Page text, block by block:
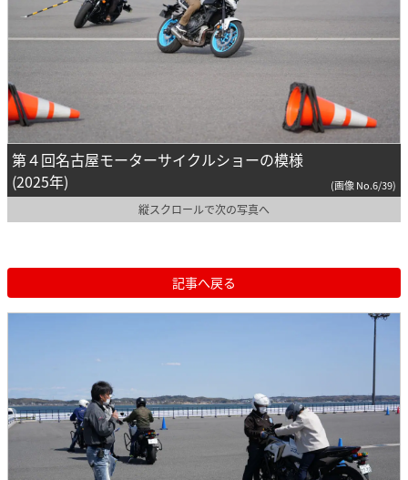
第４回名古屋モーターサイクルショーの模様
(2025年)
(画像 No.6/39)
縦スクロールで次の写真へ
記事へ戻る